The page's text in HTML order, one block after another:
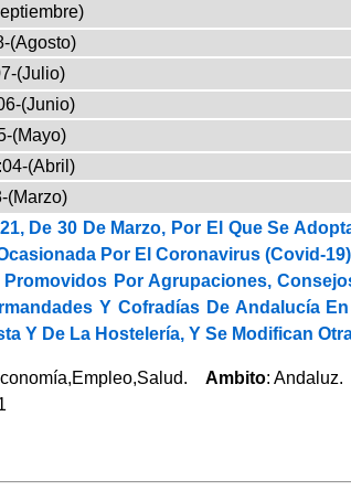
(Agosto)
(Julio)
(Junio)
(Mayo)
(Abril)
(Marzo)
De 30 De Marzo, Por El Que Se
Por El Coronavirus (Covid-
Por Agrupaciones,
Y Cofradías De Andalucía
Y De La Hostelería, Y Se Modifican
Ambito: Andaluz.